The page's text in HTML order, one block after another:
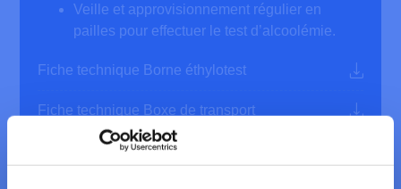
Veille et approvisionnement régulier en
pailles pour effectuer le test d’alcoolémie.
Fiche technique Borne éthylotest
Fiche technique Boxe de transport
Convention de prêt Borne éthylotest